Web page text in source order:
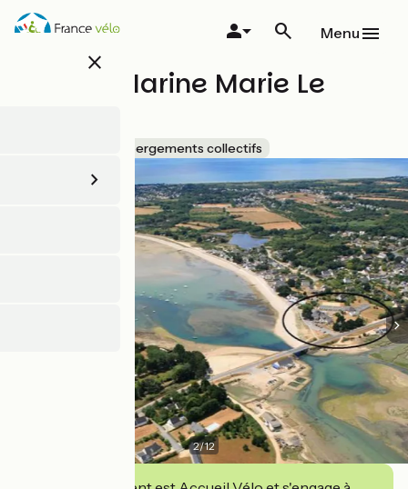
Aller
au
close
Menu
Maison Marine Marie Le
Hébergements collectifs
2/12